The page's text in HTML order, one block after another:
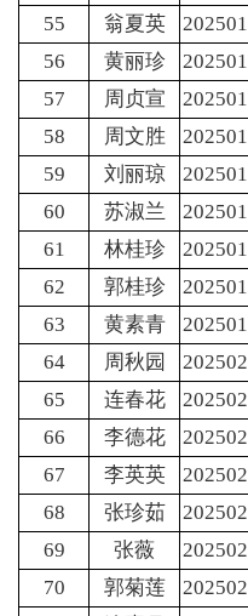
55
翁夏英 202501
56
黄丽珍 202501
57
周贞宣 202501
58
周文胜 202501
59
刘丽琼 202501
60
苏淑兰 202501
61
林桂珍 202501
62
郭桂珍 202501
63
黄素青 202501
64
周秋园 202502
65
连春花 202502
66
李德花 202502
67
李英英 202502
68
张珍茹 202502
69
张薇 202502
70
郭菊莲 202502